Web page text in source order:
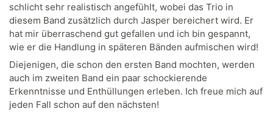
schlicht sehr realistisch angefühlt, wobei das Trio in
diesem Band zusätzlich durch Jasper bereichert wird. Er
hat mir überraschend gut gefallen und ich bin gespannt,
wie er die Handlung in späteren Bänden aufmischen wird!
Diejenigen, die schon den ersten Band mochten, werden
auch im zweiten Band ein paar schockierende
Erkenntnisse und Enthüllungen erleben. Ich freue mich auf
jeden Fall schon auf den nächsten!